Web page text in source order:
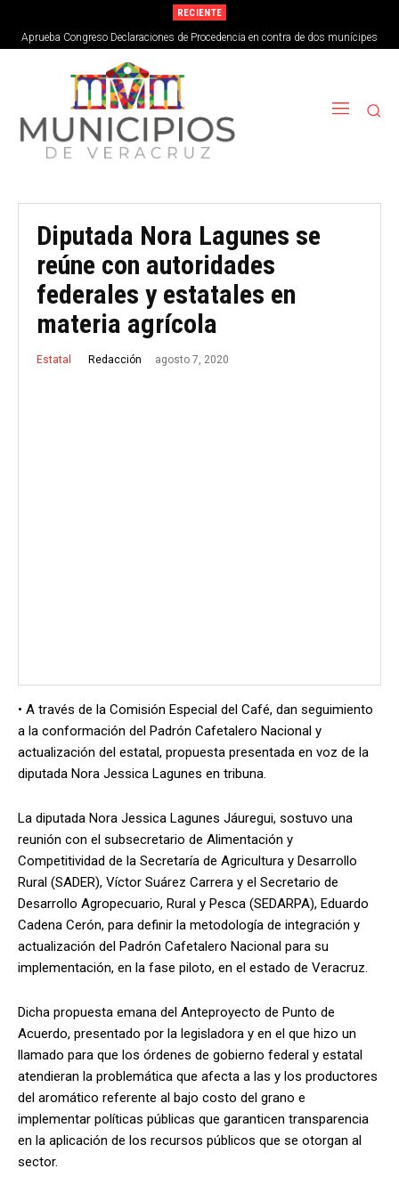
RECIENTE
Aprueba Congreso Declaraciones de Procedencia en contra de dos munícipes
Diputada Nora Lagunes se
reúne con autoridades
federales y estatales en
materia agrícola
Estatal Redacción agosto 7, 2020
• A través de la Comisión Especial del Café, dan seguimiento
a la conformación del Padrón Cafetalero Nacional y
actualización del estatal, propuesta presentada en voz de la
diputada Nora Jessica Lagunes en tribuna.
La diputada Nora Jessica Lagunes Jáuregui, sostuvo una
reunión con el subsecretario de Alimentación y
Competitividad de la Secretaría de Agricultura y Desarrollo
Rural (SADER), Víctor Suárez Carrera y el Secretario de
Desarrollo Agropecuario, Rural y Pesca (SEDARPA), Eduardo
Cadena Cerón, para definir la metodología de integración y
actualización del Padrón Cafetalero Nacional para su
implementación, en la fase piloto, en el estado de Veracruz.
Dicha propuesta emana del Anteproyecto de Punto de
Acuerdo, presentado por la legisladora y en el que hizo un
llamado para que los órdenes de gobierno federal y estatal
atendieran la problemática que afecta a las y los productores
del aromático referente al bajo costo del grano e
implementar políticas públicas que garanticen transparencia
en la aplicación de los recursos públicos que se otorgan al
sector.